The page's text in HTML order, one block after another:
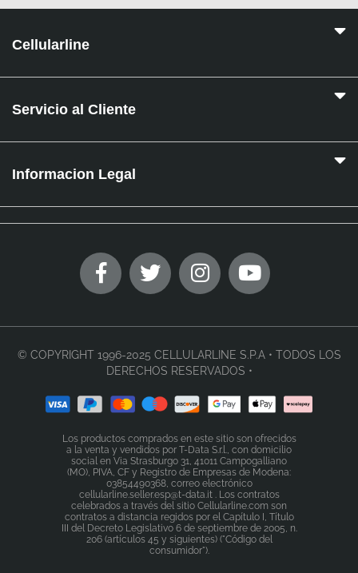
Cellularline
Servicio al Cliente
Informacion Legal
© COPYRIGHT 1996-2025 CELLULARLINE S.P.A • TODOS LOS
DERECHOS RESERVADOS •
Los productos comprados en este sitio son ofrecidos
a la venta y vendidos por T-Data S.r.l., con domicilio
social en Via Strasburgo 31, 41011 Campogalliano
(MO), PIVA, CF y Registro de Empresas de Modena:
03854490368, correo electrónico
cellularline.seller.esp@t-data.it . Los contratos
celebrados a través del sitio Cellularline.com son
contratos a distancia regidos por el Capítulo I, Título
III del Decreto Legislativo 6 de septiembre de 2005, n.
206 (artículos 45 y siguientes) ("Código del
consumidor").